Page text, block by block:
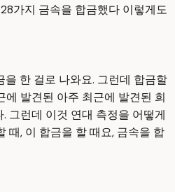
가지 금속을 합금했다 이렇게도
한 걸로 나와요. 그런데 합금할
에 발견된 아주 최근에 발견된 희
그런데 이것 연대 측정을 어떻게
때, 이 합금을 할 때요, 금속을 합